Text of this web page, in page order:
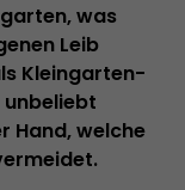
was
Leib
Kleingarten-
unbeliebt
Hand, welche